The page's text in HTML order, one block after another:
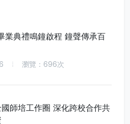
業典禮鳴鐘啟程 鐘聲傳承百
瀏覽：696次
師培工作圈 深化跨校合作共